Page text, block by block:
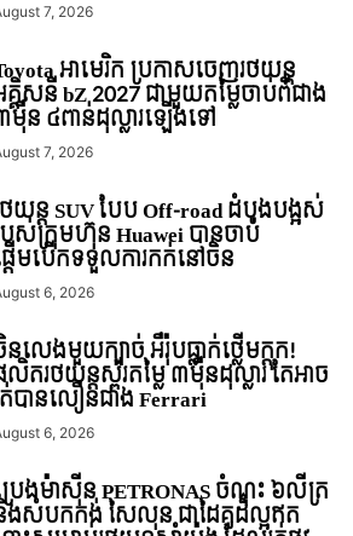
7, 2026
អាមេរិក ប្រកាសចេញរថយន្ត
គិសនី bZ 2027 ជាមួយតម្លៃចាប់ពីជាង
ន ៤ពាន់ដុល្លារឡើងទៅ
7, 2026
យន្ត SUV បែប Off-road ដំបូងបង្អស់
ស់ក្រុមហ៊ុន Huawei បានចាប់
ើមបើកទទួលការកក់នៅចិន
6, 2026
លេងមួយក្បាច់ អឺរ៉ុបធ្លាក់ថ្លើមក្តុក!
តរថយន្តស្ព័រតម្លៃ ៣ម៉ឺនដុល្លារ តែអាច
បានលឿនជាង Ferrari
6, 2026
េងម៉ាស៊ីន PETRONAS ចំណុះ ៦លីត្រ
ងសំបកកង់ សៃលុន ជាដៃគូដ៏ល្អឥត